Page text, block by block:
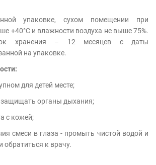
упаковке, сухом помещении при
+40°С и влажности воздуха не выше 75%.
хранения – 12 месяцев с даты
на упаковке.
для детей месте;
защищать органы дыхания;
с кожей;
смеси в глаза - промыть чистой водой и
обратиться к врачу.